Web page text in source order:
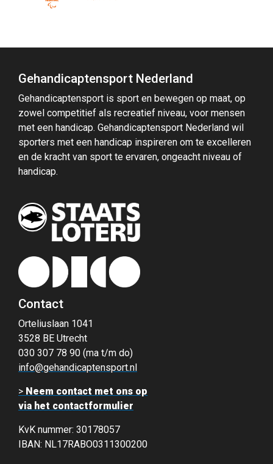
Gehandicaptensport Nederland
Gehandicaptensport is sport en bewegen op maat, op
zowel competitief als recreatief niveau, voor mensen
met een handicap. Gehandicaptensport Nederland wil
sporters met een handicap inspireren om te excelleren
en de kracht van sport te ervaren, ongeacht niveau of
handicap.
Contact
Orteliuslaan 1041
3528 BE Utrecht
030 307 78 90 (ma t/m do)
info@gehandicaptensport.nl
> Neem contact met ons op
via het contactformulier
KvK nummer: 30178057
IBAN: NL17RABO0311300200